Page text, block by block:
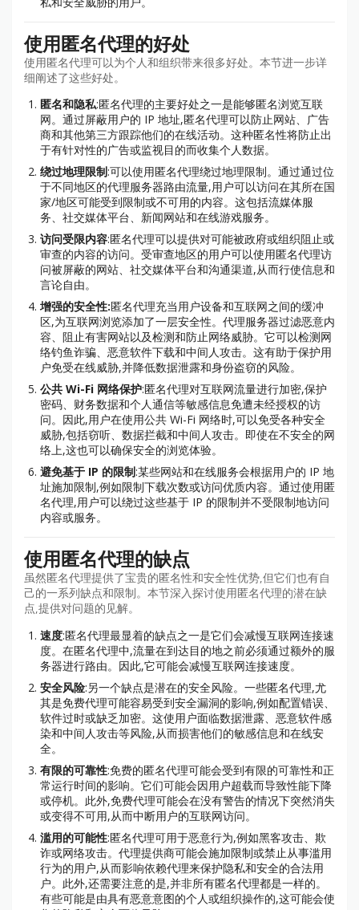
使用匿名代理的好处
使用匿名代理可以为个人和组织带来很多好处。本节进一步详
细阐述了这些好处。
匿名和隐私:匿名代理的主要好处之一是能够匿名浏览互联
网。通过屏蔽用户的 IP 地址,匿名代理可以防止网站、广告
商和其他第三方跟踪他们的在线活动。这种匿名性将防止出
于有针对性的广告或监视目的而收集个人数据。
绕过地理限制:可以使用匿名代理绕过地理限制。通过通过位
于不同地区的代理服务器路由流量,用户可以访问在其所在国
家/地区可能受到限制或不可用的内容。这包括流媒体服
务、社交媒体平台、新闻网站和在线游戏服务。
访问受限内容:匿名代理可以提供对可能被政府或组织阻止或
审查的内容的访问。受审查地区的用户可以使用匿名代理访
问被屏蔽的网站、社交媒体平台和沟通渠道,从而行使信息和
言论自由。
增强的安全性:匿名代理充当用户设备和互联网之间的缓冲
区,为互联网浏览添加了一层安全性。代理服务器过滤恶意内
容、阻止有害网站以及检测和防止网络威胁。它可以检测网
络钓鱼诈骗、恶意软件下载和中间人攻击。这有助于保护用
户免受在线威胁,并降低数据泄露和身份盗窃的风险。
公共 Wi-Fi 网络保护:匿名代理对互联网流量进行加密,保护
密码、财务数据和个人通信等敏感信息免遭未经授权的访
问。因此,用户在使用公共 Wi-Fi 网络时,可以免受各种安全
威胁,包括窃听、数据拦截和中间人攻击。即使在不安全的网
络上,这也可以确保安全的浏览体验。
避免基于 IP 的限制:某些网站和在线服务会根据用户的 IP 地
址施加限制,例如限制下载次数或访问优质内容。通过使用匿
名代理,用户可以绕过这些基于 IP 的限制并不受限制地访问
内容或服务。
使用匿名代理的缺点
虽然匿名代理提供了宝贵的匿名性和安全性优势,但它们也有自
己的一系列缺点和限制。本节深入探讨使用匿名代理的潜在缺
点,提供对问题的见解。
速度:匿名代理最显着的缺点之一是它们会减慢互联网连接速
度。在匿名代理中,流量在到达目的地之前必须通过额外的服
务器进行路由。因此,它可能会减慢互联网连接速度。
安全风险:另一个缺点是潜在的安全风险。一些匿名代理,尤
其是免费代理可能容易受到安全漏洞的影响,例如配置错误、
软件过时或缺乏加密。这使用户面临数据泄露、恶意软件感
染和中间人攻击等风险,从而损害他们的敏感信息和在线安
全。
有限的可靠性:免费的匿名代理可能会受到有限的可靠性和正
常运行时间的影响。它们可能会因用户超载而导致性能下降
或停机。此外,免费代理可能会在没有警告的情况下突然消失
或变得不可用,从而中断用户的互联网访问。
滥用的可能性:匿名代理可用于恶意行为,例如黑客攻击、欺
诈或网络攻击。代理提供商可能会施加限制或禁止从事滥用
行为的用户,从而影响依赖代理来保护隐私和安全的合法用
户。此外,还需要注意的是,并非所有匿名代理都是一样的。
有些可能是由具有恶意意图的个人或组织操作的,这可能会使